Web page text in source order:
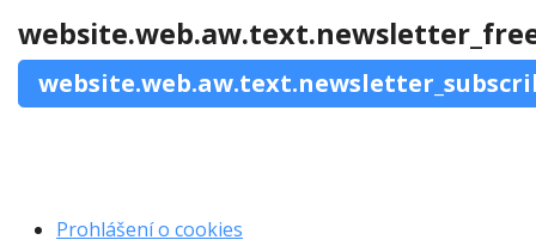
Prohlášení o cookies